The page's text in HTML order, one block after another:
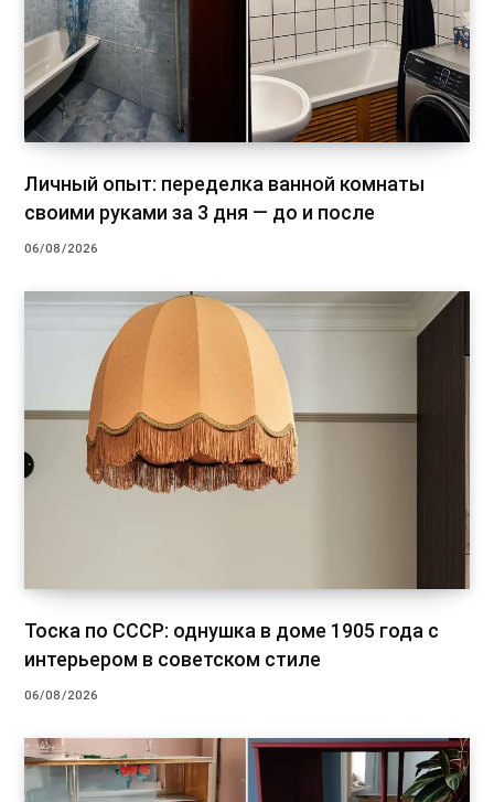
Личный опыт: переделка ванной комнаты
своими руками за 3 дня — до и после
06/08/2026
Тоска по СССР: однушка в доме 1905 года с
интерьером в советском стиле
06/08/2026